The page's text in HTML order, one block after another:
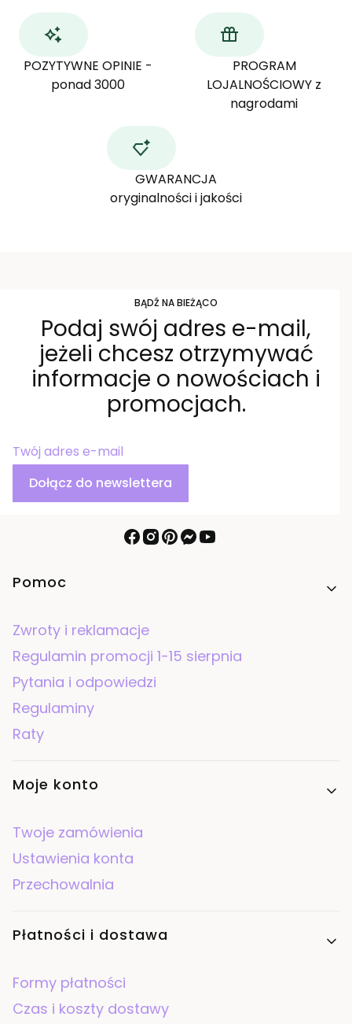
POZYTYWNE OPINIE -
ponad 3000
PROGRAM
LOJALNOŚCIOWY z
nagrodami
GWARANCJA
oryginalności i jakości
BĄDŹ NA BIEŻĄCO
Podaj swój adres e-mail,
jeżeli chcesz otrzymywać
informacje o nowościach i
promocjach.
Twój adres e-mail
Dołącz do newslettera
Linki w stopce
Pomoc
Zwroty i reklamacje
Regulamin promocji 1-15 sierpnia
Pytania i odpowiedzi
Regulaminy
Raty
Moje konto
Twoje zamówienia
Ustawienia konta
Przechowalnia
Płatności i dostawa
Formy płatności
Czas i koszty dostawy